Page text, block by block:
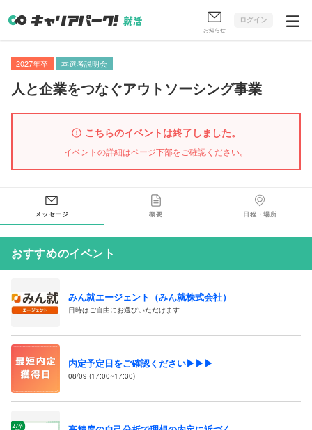
お知らせ
ログイン
2027年卒 本選考説明会
人と企業をつなぐアウトソーシング事業
こちらのイベントは終了しました。
イベントの詳細はページ下部をご確認ください。
メッセージ 概要 日程・場所
おすすめのイベント
みん就エージェント（みん就株式会社）
日時はご自由にお選びいただけます
内定予定日をご確認ください▶▶▶
08/09 (17:00~17:30)